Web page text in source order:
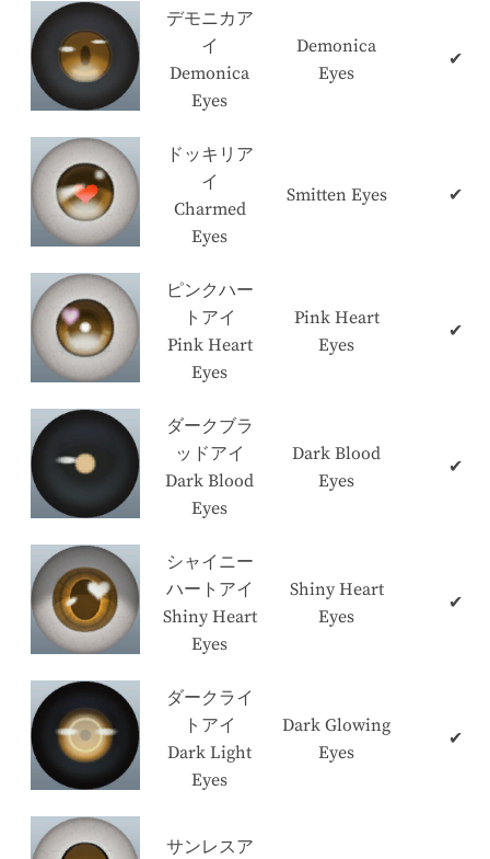
デモニカア
イ
Demonica
Eyes
Demonica
Eyes
✔
ドッキリア
イ
Charmed
Eyes
Smitten Eyes ✔
ピンクハー
トアイ
Pink Heart
Eyes
Pink Heart
Eyes
✔
ダークブラ
ッドアイ
Dark Blood
Eyes
Dark Blood
Eyes
✔
シャイニー
ハートアイ
Shiny Heart
Eyes
Shiny Heart
Eyes
✔
ダークライ
トアイ
Dark Light
Eyes
Dark Glowing
Eyes
✔
サンレスア